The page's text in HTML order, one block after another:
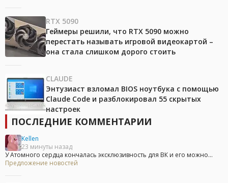
RTX 5090
Геймеры решили, что RTX 5090 можно
перестать называть игровой видеокартой –
она стала слишком дорого стоить
CLAUDE
Энтузиаст взломал BIOS ноутбука с помощью
Claude Code и разблокировал 55 скрытых
настроек
ПОСЛЕДНИЕ КОММЕНТАРИИ
Kellen
23 минуты назад
У Атомного сердца кончалась эксклюзивность для ВК и его можно...
Предложение новостей